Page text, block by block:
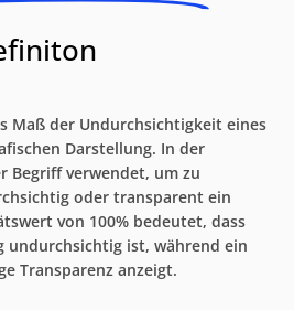
Maß der Undurchsichtigkeit eines
Darstellung. In der
Begriff verwendet, um zu
oder transparent ein
von 100% bedeutet, dass
undurchsichtig ist, während ein
Transparenz anzeigt.